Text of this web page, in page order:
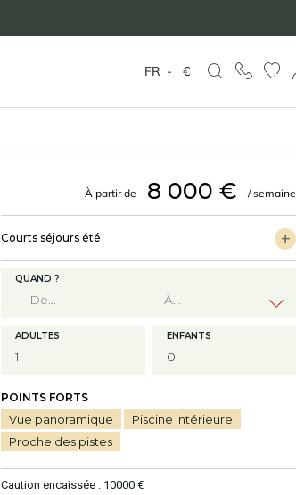
FR - €
À partir de 8 000 € / semaine
Courts séjours été
QUAND ?
ADULTES ENFANTS
POINTS FORTS
Vue panoramique
Piscine intérieure
Proche des pistes
Caution encaissée : 10000 €